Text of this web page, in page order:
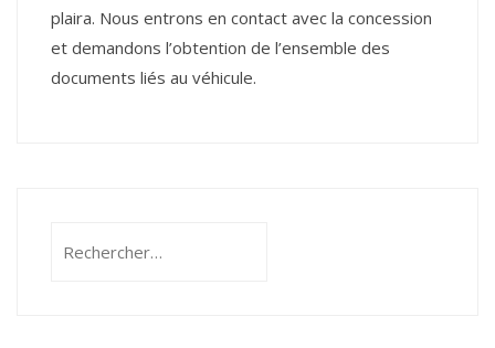
plaira. Nous entrons en contact avec la concession
et demandons l’obtention de l’ensemble des
documents liés au véhicule.